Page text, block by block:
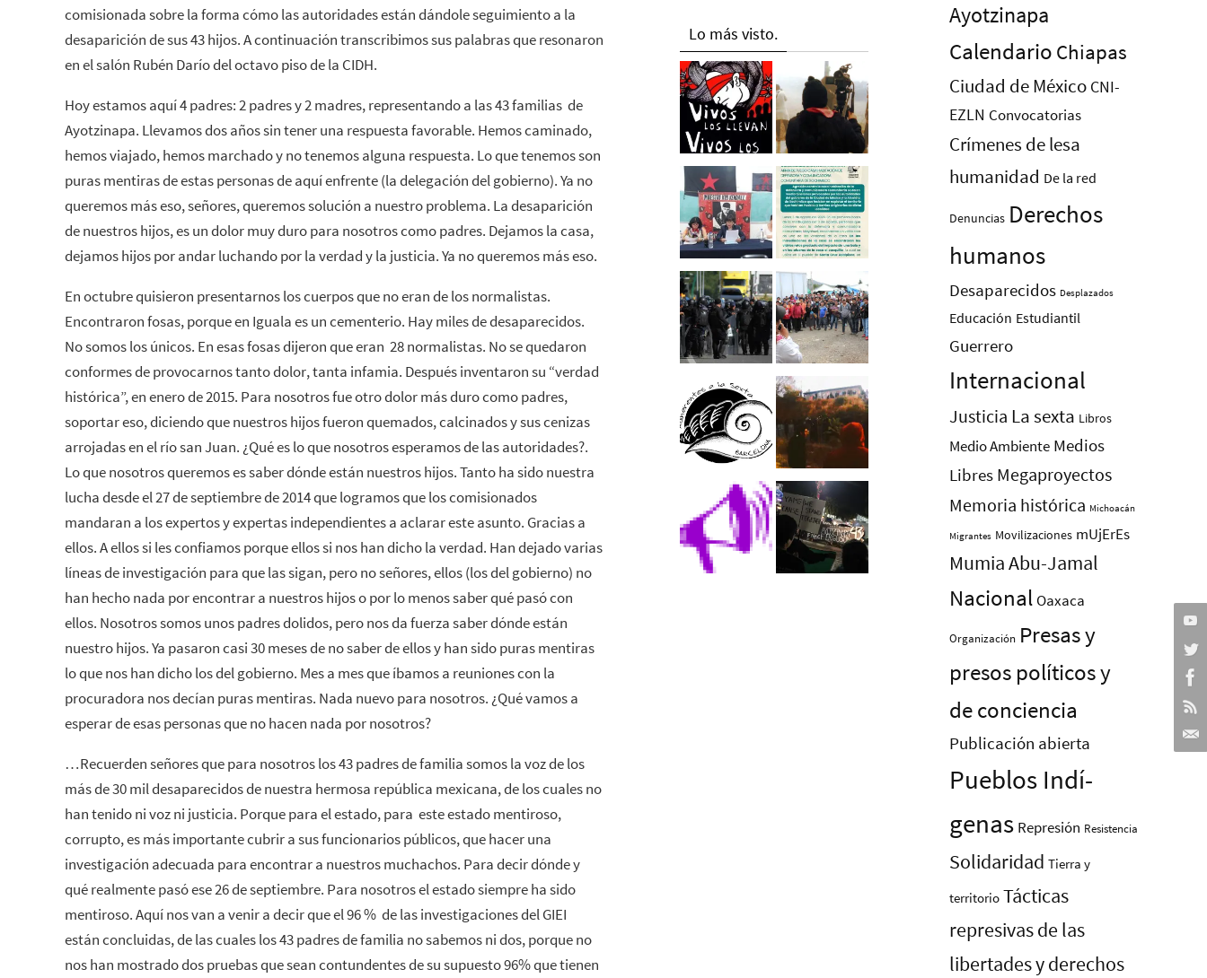
comisionada sobre la forma cómo las autoridades están dándole seguimiento a la
desaparición de sus 43 hijos. A continuación transcribimos sus palabras que resonaron
en el salón Rubén Darío del octavo piso de la CIDH.
Hoy estamos aquí 4 padres: 2 padres y 2 madres, representando a las 43 familias de
Ayotzinapa. Llevamos dos años sin tener una respuesta favorable. Hemos caminado,
hemos viajado, hemos marchado y no tenemos alguna respuesta. Lo que tenemos son
puras mentiras de estas personas de aquí enfrente (la delegación del gobierno). Ya no
queremos más eso, señores, queremos solución a nuestro problema. La desaparición
de nuestros hijos, es un dolor muy duro para nosotros como padres. Dejamos la casa,
dejamos hijos por andar luchando por la verdad y la justicia. Ya no queremos más eso.
En octubre quisieron presentarnos los cuerpos que no eran de los normalistas.
Encontraron fosas, porque en Iguala es un cementerio. Hay miles de desaparecidos.
No somos los únicos. En esas fosas dijeron que eran 28 normalistas. No se quedaron
conformes de provocarnos tanto dolor, tanta infamia. Después inventaron su “verdad
histórica”, en enero de 2015. Para nosotros fue otro dolor más duro como padres,
soportar eso, diciendo que nuestros hijos fueron quemados, calcinados y sus cenizas
arrojadas en el río san Juan. ¿Qué es lo que nosotros esperamos de las autoridades?.
Lo que nosotros queremos es saber dónde están nuestros hijos. Tanto ha sido nuestra
lucha desde el 27 de septiembre de 2014 que logramos que los comisionados
mandaran a los expertos y expertas independientes a aclarar este asunto. Gracias a
ellos. A ellos si les confiamos porque ellos si nos han dicho la verdad. Han dejado varias
líneas de investigación para que las sigan, pero no señores, ellos (los del gobierno) no
han hecho nada por encontrar a nuestros hijos o por lo menos saber qué pasó con
ellos. Nosotros somos unos padres dolidos, pero nos da fuerza saber dónde están
nuestro hijos. Ya pasaron casi 30 meses de no saber de ellos y han sido puras mentiras
lo que nos han dicho los del gobierno. Mes a mes que íbamos a reuniones con la
procuradora nos decían puras mentiras. Nada nuevo para nosotros. ¿Qué vamos a
esperar de esas personas que no hacen nada por nosotros?
…Recuerden señores que para nosotros los 43 padres de familia somos la voz de los
más de 30 mil desaparecidos de nuestra hermosa república mexicana, de los cuales no
han tenido ni voz ni justicia. Porque para el estado, para este estado mentiroso,
corrupto, es más importante cubrir a sus funcionarios públicos, que hacer una
investigación adecuada para encontrar a nuestros muchachos. Para decir dónde y
qué realmente pasó ese 26 de septiembre. Para nosotros el estado siempre ha sido
mentiroso. Aquí nos van a venir a decir que el 96 % de las investigaciones del GIEI
están concluidas, de las cuales los 43 padres de familia no sabemos ni dos, porque no
nos han mostrado dos pruebas que sean contundentes de su supuesto 96% que tienen
Lo más visto.
Ayotzinapa
Calendario Chiapas
Ciudad de México CNI-
EZLN Convocatorias
Crímenes de lesa
humanidad De la red
Denuncias Derechos
humanos
Desaparecidos Desplazados
Educación Estudiantil
Guerrero
Internacional
Justicia La sexta Libros
Medio Ambiente Medios
Libres Megaproyectos
Memoria histórica Michoacán
Migrantes Movilizaciones mUjErEs
Mumia Abu-Jamal
Nacional Oaxaca
Organización Presas y
presos polí­ticos y
de conciencia
Publicación abierta
Pueblos Indí­
genas Represión Resistencia
Solidaridad Tierra y
territorio Tácticas
represivas de las
libertades y derechos